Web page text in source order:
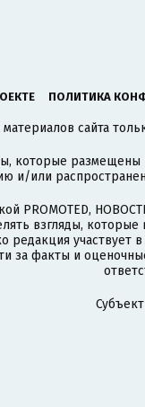
ПОЛИТИКА
сайта
которые размещены
и/или
PROMOTED,
взгляды,
редакция участвует
за факты и